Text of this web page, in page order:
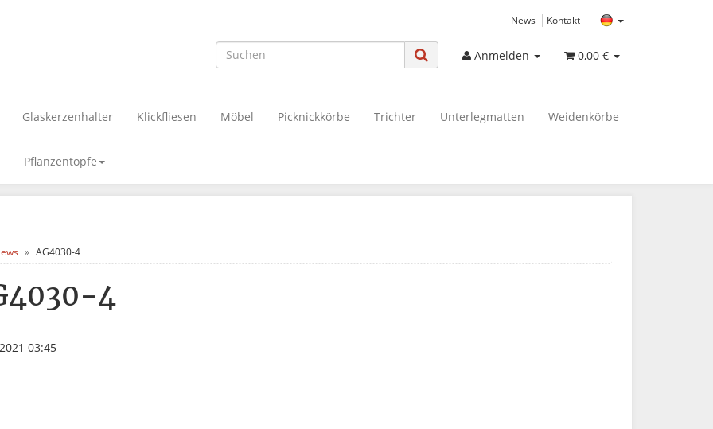
News Kontakt
Anmelden 0,00 €
Glaskerzenhalter Klickfliesen Möbel Picknickkörbe Trichter Unterlegmatten Weidenkörbe
Pflanzentöpfe
AG4030-4
4
03:45